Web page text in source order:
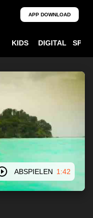
APP DOWNLOAD
KIDS DIGITAL
ABSPIELEN 1:42